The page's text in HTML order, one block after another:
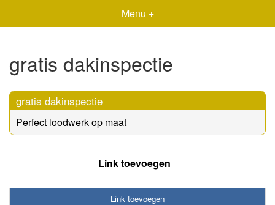
Menu +
gratis dakinspectie
gratis dakinspectie
Perfect loodwerk op maat
Link toevoegen
Link toevoegen